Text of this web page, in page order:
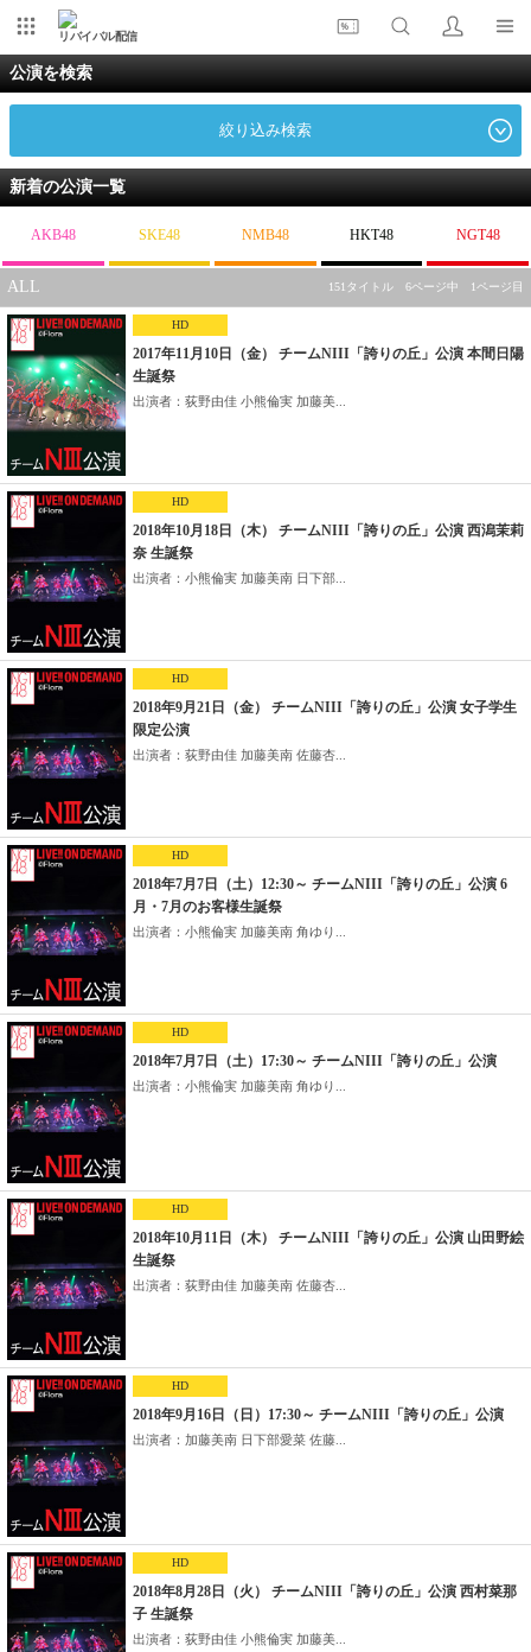
リバイバル配信
公演を検索
絞り込み検索
新着の公演一覧
AKB48 SKE48 NMB48 HKT48 NGT48
ALL 151タイトル 6ページ中 1ページ目
HD
2017年11月10日（金） チームNIII「誇りの丘」公演 本間日陽
生誕祭
出演者：荻野由佳 小熊倫実 加藤美...
HD
2018年10月18日（木） チームNIII「誇りの丘」公演 西潟茉莉
奈 生誕祭
出演者：小熊倫実 加藤美南 日下部...
HD
2018年9月21日（金） チームNIII「誇りの丘」公演 女子学生
限定公演
出演者：荻野由佳 加藤美南 佐藤杏...
HD
2018年7月7日（土）12:30～ チームNIII「誇りの丘」公演 6
月・7月のお客様生誕祭
出演者：小熊倫実 加藤美南 角ゆり...
HD
2018年7月7日（土）17:30～ チームNIII「誇りの丘」公演
出演者：小熊倫実 加藤美南 角ゆり...
HD
2018年10月11日（木） チームNIII「誇りの丘」公演 山田野絵
生誕祭
出演者：荻野由佳 加藤美南 佐藤杏...
HD
2018年9月16日（日）17:30～ チームNIII「誇りの丘」公演
出演者：加藤美南 日下部愛菜 佐藤...
HD
2018年8月28日（火） チームNIII「誇りの丘」公演 西村菜那
子 生誕祭
出演者：荻野由佳 小熊倫実 加藤美...